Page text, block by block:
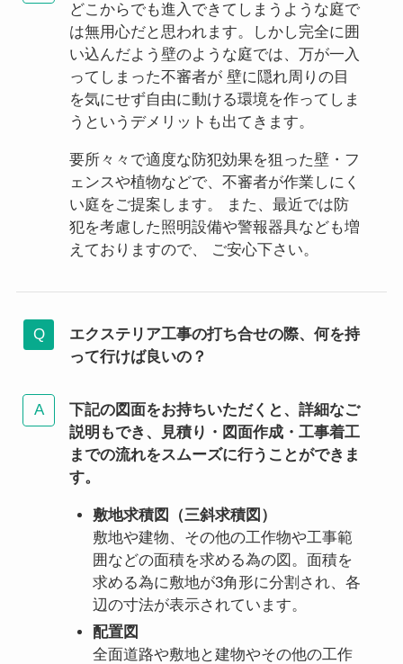
どこからでも進入できてしまうような庭で
は無用心だと思われます。しかし完全に囲
い込んだよう壁のような庭では、万が一入
ってしまった不審者が 壁に隠れ周りの目
を気にせず自由に動ける環境を作ってしま
うというデメリットも出てきます。
要所々々で適度な防犯効果を狙った壁・フ
ェンスや植物などで、不審者が作業しにく
い庭をご提案します。 また、最近では防
犯を考慮した照明設備や警報器具なども増
えておりますので、 ご安心下さい。
エクステリア工事の打ち合せの際、何を持
って行けば良いの？
下記の図面をお持ちいただくと、詳細なご
説明もでき、見積り・図面作成・工事着工
までの流れをスムーズに行うことができま
す。
敷地求積図（三斜求積図）
敷地や建物、その他の工作物や工事範
囲などの面積を求める為の図。面積を
求める為に敷地が3角形に分割され、各
辺の寸法が表示されています。
配置図
全面道路や敷地と建物やその他の工作